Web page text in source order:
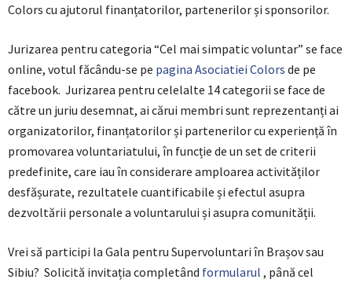
Colors cu ajutorul finanțatorilor, partenerilor și sponsorilor.
Jurizarea pentru categoria “Cel mai simpatic voluntar” se face
online, votul făcându-se pe pagina Asociatiei Colors de pe
facebook. Jurizarea pentru celelalte 14 categorii se face de
către un juriu desemnat, ai cărui membri sunt reprezentanți ai
organizatorilor, finanțatorilor și partenerilor cu experiență în
promovarea voluntariatului, în funcție de un set de criterii
predefinite, care iau în considerare amploarea activităților
desfășurate, rezultatele cuantificabile și efectul asupra
dezvoltării personale a voluntarului și asupra comunității.
Vrei să participi la Gala pentru Supervoluntari în Brașov sau
Sibiu? Solicită invitația completând formularul , până cel